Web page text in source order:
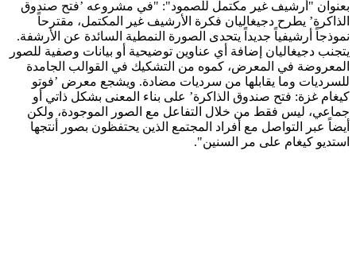
بعنوان "أرشيف غير مكتمل للصمود": "في مشروعه ’فتح صندوق
الذاكرة’ يطرح دجيغاليان فكرة الأرشيف غير المكتمل، مقترحاً
نموذجاً أرشيفياً جديداً يتحدى الصورة النمطية السائدة عن الأرشفة.
يتجنب دجيغاليان إضافة أي عناوين توضيحية أو بيانات وصفية للصور
المعروضة في المعرض، كموه من التشكيك في القوالب الجامدة
للسرديات وما يقابلها من سرديات مضادة. ويشجع معرض ’فوتو
كيغام غزة: فتح صندوق الذاكرة’ على بناء المعنى بشكل ذاتي أو
جماعي، ليس فقط من خلال التفاعل مع الصور الموجودة، ولكن
أيضاً عبر التواصل مع أفراد المجتمع الذين يحتفظون بصور أنتجها
استديو كيغام على مر السنين".